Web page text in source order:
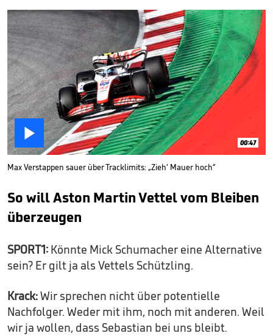
 00:47
Max Verstappen sauer über Tracklimits: „Zieh‘ Mauer hoch“
So will Aston Martin Vettel vom Bleiben
überzeugen
SPORT1: Könnte Mick Schumacher eine Alternative
sein? Er gilt ja als Vettels Schützling.
Krack:Wir sprechen nicht über potentielle
Nachfolger. Weder mit ihm, noch mit anderen. Weil
wir ja wollen, dass Sebastian bei uns bleibt.